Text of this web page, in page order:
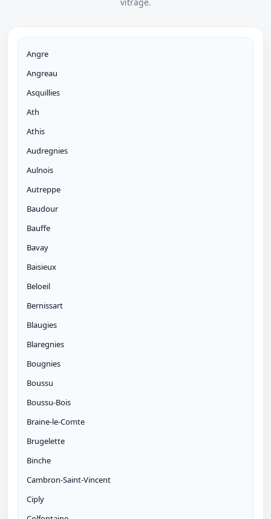
Angre
Angreau
Asquillies
Ath
Athis
Audregnies
Aulnois
Autreppe
Baudour
Bauffe
Bavay
Baisieux
Beloeil
Bernissart
Blaugies
Blaregnies
Bougnies
Boussu
Boussu-Bois
Braine-le-Comte
Brugelette
Binche
Cambron-Saint-Vincent
Ciply